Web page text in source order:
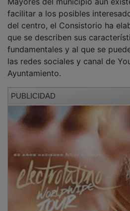
facilitar a los posibles
del centro, el Consistorio ha
que se describen sus
fundamentales y al que se
las redes sociales y canal de
Ayuntamiento.